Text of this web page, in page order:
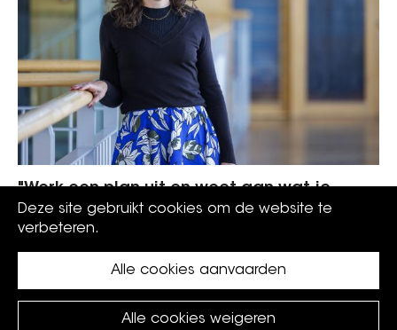
"Werk een plan uit en weet aan wat je
begint: doe het liever direct goed"
Deze site gebruikt cookies om de website te
verbeteren.
Alle cookies weigeren
Alle cookies aanvaarden